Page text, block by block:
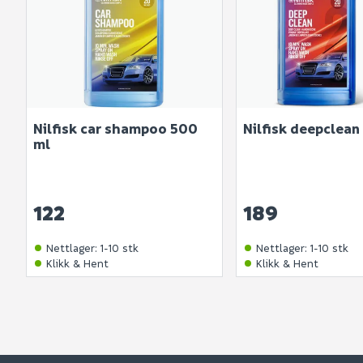
Nilfisk car shampoo 500
ml
122
Nettlager: 1-10 stk
Klikk & Hent
Nilfisk
189
Nettlager:1-10 stk
Klikk & Hent